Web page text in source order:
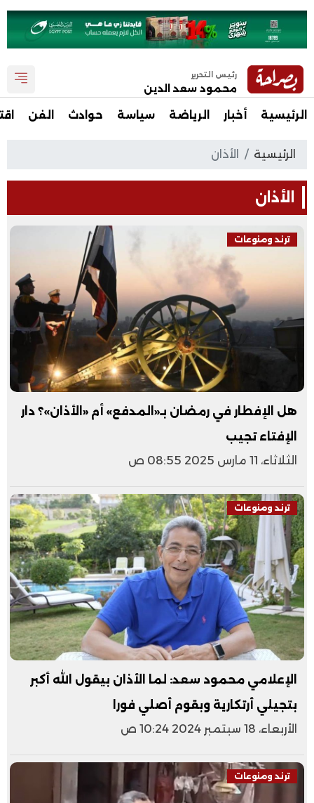
رئيس التحرير
محمود سعد الدين
الرئيسية أخبار الرياضة سياسة حوادث الفن
الرئيسية الأذان
الأذان
ترند ومنوعات
هل الإفطار في رمضان بـ«المدفع» أم «الأذان»؟ دار
الإفتاء تجيب
الثلاثاء، 11 مارس 2025 08:55 ص
ترند ومنوعات
الإعلامي محمود سعد: لما الأذان بيقول الله أكبر
بتجيلي أرتكارية وبقوم أصلي فورا
الأربعاء، 18 سبتمبر 2024 10:24 ص
ترند ومنوعات